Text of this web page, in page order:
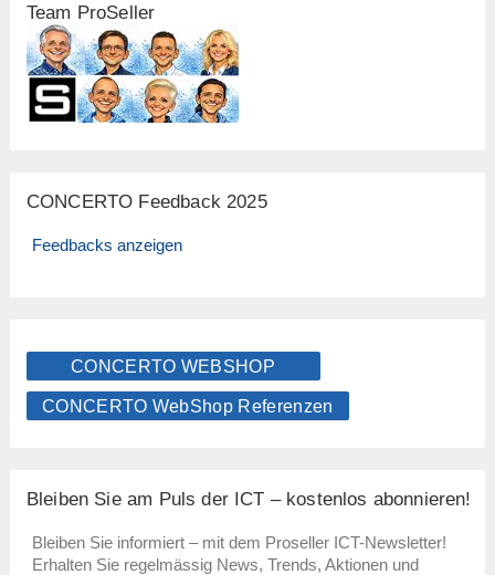
Team ProSeller
CONCERTO Feedback 2025
Feedbacks anzeigen
CONCERTO WEBSHOP
CONCERTO WebShop Referenzen
Bleiben Sie am Puls der ICT – kostenlos abonnieren!
Bleiben Sie informiert – mit dem Proseller ICT-Newsletter!
Erhalten Sie regelmässig News, Trends, Aktionen und